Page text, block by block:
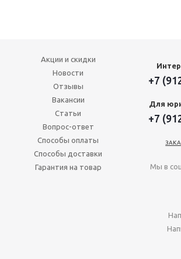
Акции и скидки
Новости
Отзывы
Вакансии
Статьи
Вопрос-ответ
Способы оплаты
Способы доставки
Гарантия на товар
+7
Для
+7
Мы в